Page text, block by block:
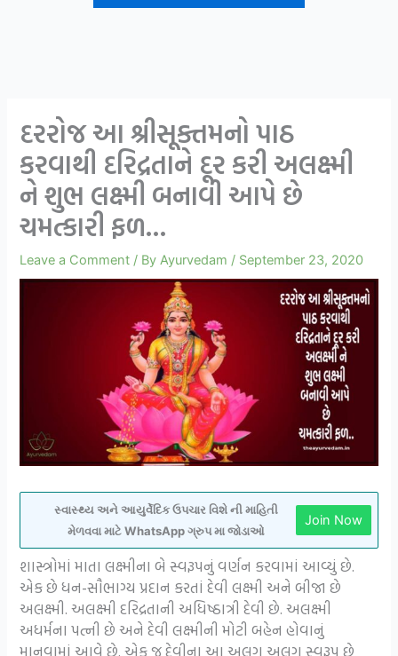
દરરોજ આ શ્રીસૂક્તમનો પાઠ
કરવાથી દરિદ્રતાને દૂર કરી અલક્ષ્મી
ને શુભ લક્ષ્મી બનાવી આપે છે
ચમત્કારી ફળ…
Leave a Comment / ByAyurvedam / September 23, 2020
સ્વાસ્થ્ય અને આયુર્વેદિક ઉપચાર વિશે ની માહિતી
મેળવવા માટે WhatsApp ગ્રુપ મા જોડાઓ
Join Now
શાસ્ત્રોમાં માતા લક્ષ્મીના બે સ્વરૂપનું વર્ણન કરવામાં આવ્યું છે.
એક છે ધન-સૌભાગ્ય પ્રદાન કરતાં દેવી લક્ષ્મી અને બીજા છે
અલક્ષ્મી. અલક્ષ્મી દરિદ્રતાની અધિષ્ઠાત્રી દેવી છે. અલક્ષ્મી
અધર્મના પત્ની છે અને દેવી લક્ષ્મીની મોટી બહેન હોવાનું
માનવામાં આવે છે. એક જ દેવીના આ અલગ અલગ સ્વરૂપ છે